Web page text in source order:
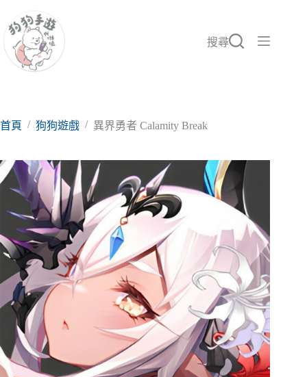
至
要
搜尋
首頁 / 狗狗遊戲 / 異界勇者 Calamity Break